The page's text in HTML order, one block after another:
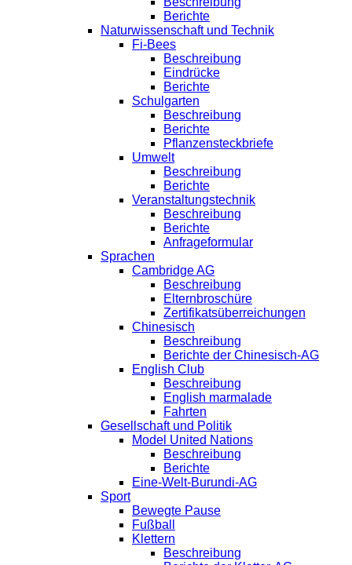
Berichte
Naturwissenschaft und Technik
Fi-Bees
Beschreibung
Eindrücke
Berichte
Schulgarten
Beschreibung
Berichte
Pflanzensteckbriefe
Umwelt
Beschreibung
Berichte
Veranstaltungstechnik
Beschreibung
Berichte
Anfrageformular
Sprachen
Cambridge AG
Beschreibung
Elternbroschüre
Zertifikatsüberreichungen
Chinesisch
Beschreibung
Berichte der Chinesisch-AG
English Club
Beschreibung
English marmalade
Fahrten
Gesellschaft und Politik
Model United Nations
Beschreibung
Berichte
Eine-Welt-Burundi-AG
Sport
Bewegte Pause
Fußball
Klettern
Beschreibung